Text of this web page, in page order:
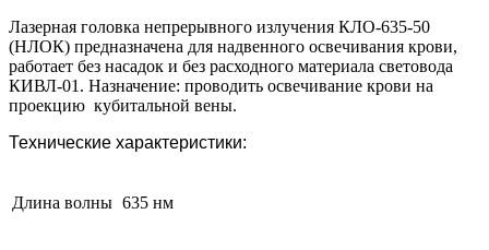
Лазерная головка непрерывного излучения КЛО-635-50
(НЛОК) предназначена для надвенного освечивания крови,
работает без насадок и без расходного материала световода
КИВЛ-01. Назначение: проводить освечивание крови на
проекцию кубитальной вены.
Технические характеристики:
Длина волны 635 нм